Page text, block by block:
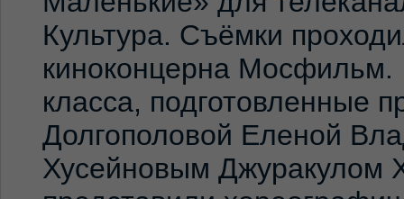
Культура. Съёмки
киноконцерна Мосфильм.
класса, подготовленные
Долгополовой Еленой
Хусейновым Джуракулом